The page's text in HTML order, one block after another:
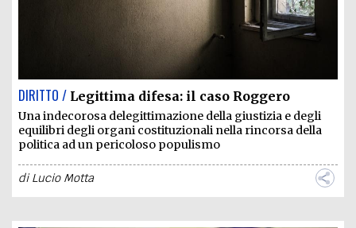
DIRITTO / Legittima difesa: il caso Roggero
Una indecorosa delegittimazione della giustizia e degli
equilibri degli organi costituzionali nella rincorsa della
politica ad un pericoloso populismo
diLucio Motta